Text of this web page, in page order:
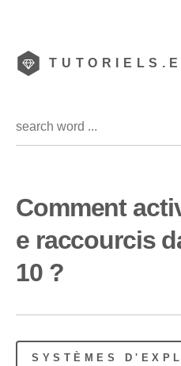
Comment
e raccourcis
10 ?
SYSTÈMES